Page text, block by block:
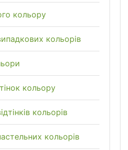
кольору
кольорів
кольору
кольорів
кольорів